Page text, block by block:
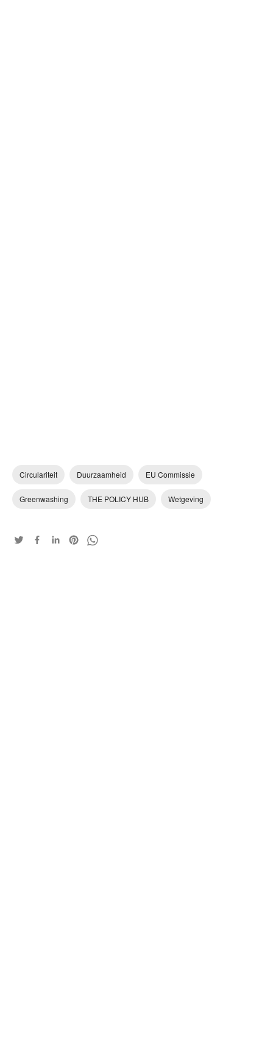
Circulariteit Duurzaamheid EU Commissie
Greenwashing THE POLICY HUB Wetgeving